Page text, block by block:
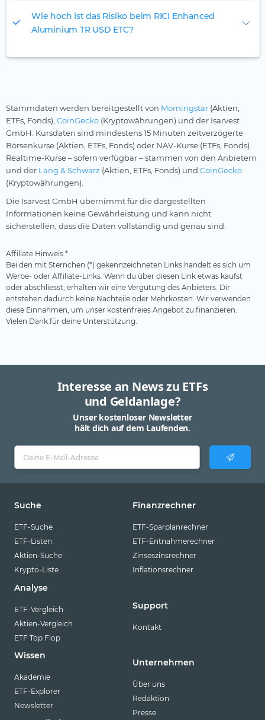
Wie hoch ist das Risiko beim RICI Enhanced
Aluminium TR USD ETC?
Stammdaten werden bereitgestellt von Morningstar (Aktien,
ETFs, Fonds), CoinGecko (Kryptowährungen) und der Isarvest
GmbH. Kursdaten sind mindestens 15 Minuten zeitverzögerte
Börsenkurse (Aktien, ETFs, Fonds) oder NAV-Kurse (ETFs, Fonds).
Realtime-Kurse – sofern verfügbar – stammen von den Anbietern
und der Lang & Schwarz (Aktien, ETFs, Fonds) und CoinGecko
(Kryptowährungen).
Die Isarvest GmbH übernimmt für die dargestellten
Informationen keine Gewährleistung und kann nicht
sicherstellen, dass die Daten vollständig und genau sind.
Affiliate Hinweis *
Bei den mit Sternchen (*) gekennzeichneten Links handelt es sich um
Werbe- oder Affiliate-Links. Wenn du über diesen Link etwas kaufst
oder abschliesst, erhalten wir eine Vergütung des Anbieters. Dir
entstehen dadurch keine Nachteile oder Mehrkosten. Wir verwenden
diese Einnahmen, um unser kostenfreies Angebot zu finanzieren.
Vielen Dank für deine Unterstützung.
Interesse an News zu ETFs
und Geldanlage?
Unser kostenloser Newsletter
hält dich auf dem Laufenden.
Suche
ETF-Suche
ETF-Listen
Aktien-Suche
Krypto-Liste
Analyse
ETF-Vergleich
Aktien-Vergleich
ETF Top Flop
Wissen
Akademie
ETF-Explorer
Newsletter
Finanzrechner
ETF-Sparplanrechner
ETF-Entnahmerechner
Zinseszinsrechner
Inflationsrechner
Support
Kontakt
Unternehmen
Über uns
Redaktion
Presse